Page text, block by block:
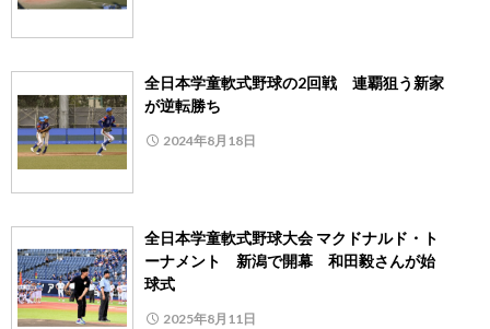
全日本学童軟式野球の2回戦 連覇狙う新家
が逆転勝ち
2024年8月18日
全日本学童軟式野球大会 マクドナルド・ト
ーナメント 新潟で開幕 和田毅さんが始
球式
2025年8月11日